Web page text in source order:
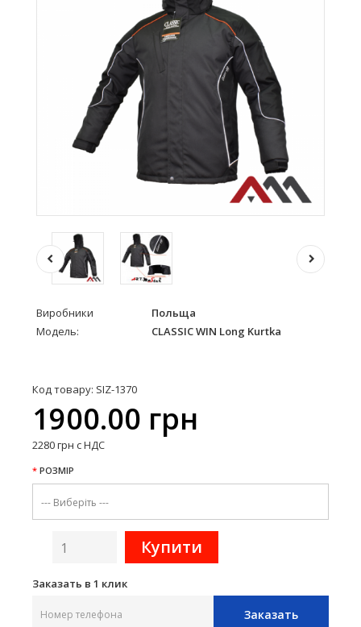
Виробники
Польща
Модель:
CLASSIC WIN Long Kurtka
Код товару: SIZ-1370
1900.00 грн
2280 грн с НДС
РОЗМІР
Заказать в 1 клик
Заказать